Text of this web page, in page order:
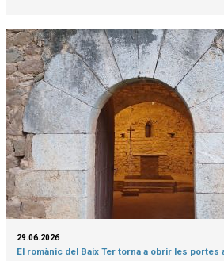
29.06.2026
El romànic del Baix Ter torna a obrir les portes